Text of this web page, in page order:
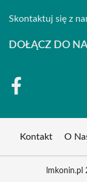
Skontaktuj się z
DOŁĄCZ DO
Kontakt O
lmkonin.pl